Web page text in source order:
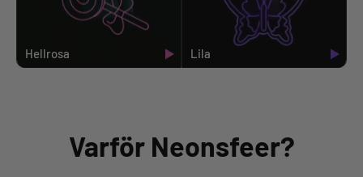
Hellrosa Lila
Varför Neonsfeer?